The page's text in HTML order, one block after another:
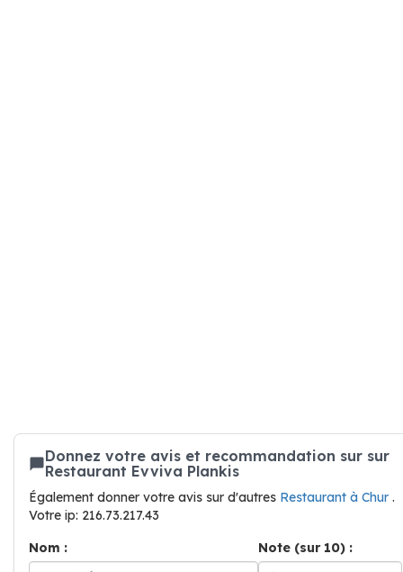
Donnez votre avis et recommandation sur sur
Restaurant Evviva Plankis
Également donner votre avis sur d'autres Restaurant à Chur .
Votre ip: 216.73.217.43
Nom :
Note (sur 10) :